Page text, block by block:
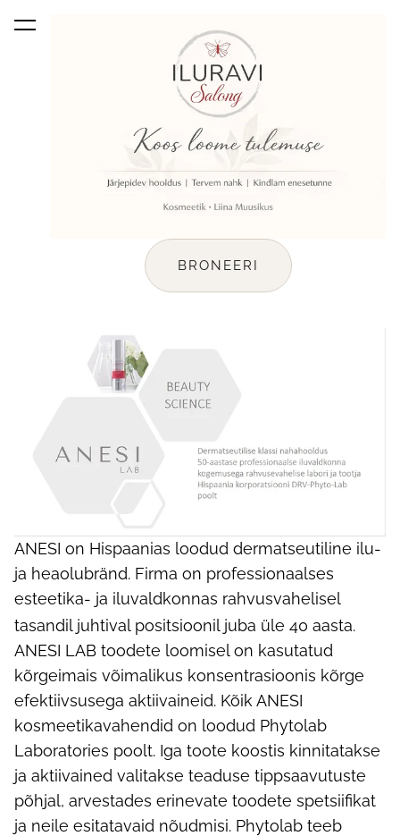
BRONEERI
lisati ostukorvi. Vaata ostukorvi
ANESI on Hispaanias loodud dermatseutiline ilu-
ja heaolubränd. Firma on professionaalses
esteetika- ja iluvaldkonnas rahvusvahelisel
tasandil juhtival positsioonil juba üle 40 aasta.
ANESI LAB toodete loomisel on kasutatud
kõrgeimais võimalikus konsentrasioonis kõrge
efektiivsusega aktiivaineid. Kõik ANESI
kosmeetikavahendid on loodud Phytolab
Laboratories poolt. Iga toote koostis kinnitatakse
ja aktiivained valitakse teaduse tippsaavutuste
põhjal, arvestades erinevate toodete spetsiifikat
ja neile esitatavaid nõudmisi. Phytolab teeb